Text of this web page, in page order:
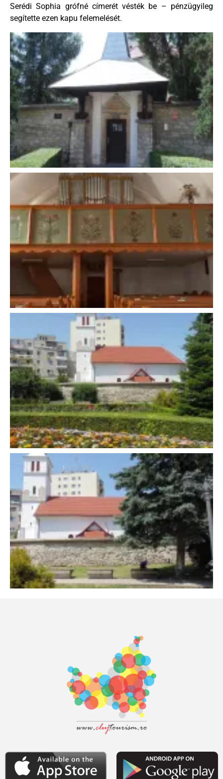
Serédi Sophia grófné címerét vésték be – pénzügyileg
segítette ezen kapu felemelését.